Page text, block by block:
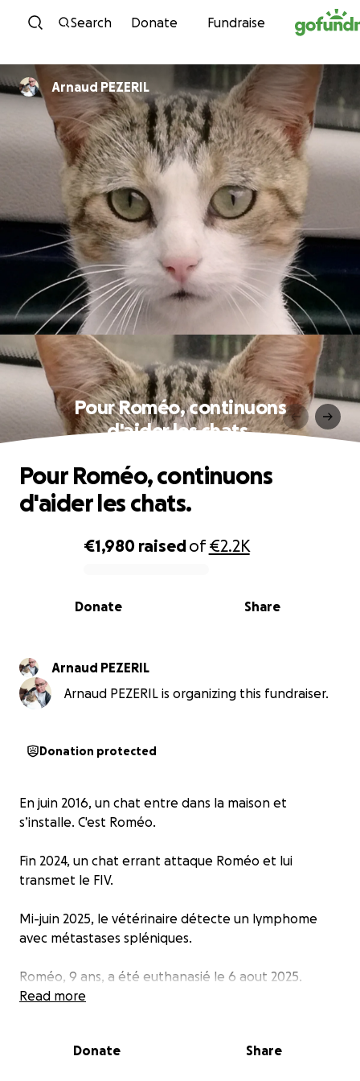
Skip to content
Search Donate Fundraise
Arnaud PEZERIL
Pour Roméo, continuons
d'aider les chats.
0% complete
€1,980 raisedof€2.2K
Share
Donate
Pour Roméo, continuons
d'aider les chats.
Arnaud PEZERIL
Arnaud PEZERIL is organizing this fundraiser.
Donation protected
En juin 2016, un chat entre dans la maison et
s’installe. C'est Roméo.
Fin 2024, un chat errant attaque Roméo et lui
transmet le FIV.
Mi-juin 2025, le vétérinaire détecte un lymphome
avec métastases spléniques.
Roméo, 9 ans, a été euthanasié le 6 aout 2025.
Roméo et nous voulons que vos dons servent à aider
Read more
Donate Share